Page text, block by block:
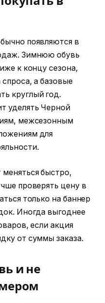
появляются в
Зимнюю обувь
к концу сезона,
а базовые
круглый год.
уделять Черной
межсезонным
для
быстро,
проверять цену в
только на баннер
Иногда выгоднее
если акция
от суммы заказа.
и не